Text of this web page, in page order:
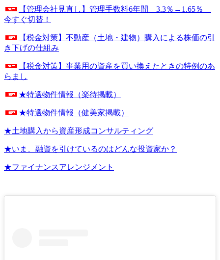
【管理会社見直し】管理手数料6年間 3.3％→1.65％
今すぐ切替！
【税金対策】不動産（土地・建物）購入による株価の引
き下げの仕組み
【税金対策】事業用の資産を買い換えたときの特例のあ
らまし
★特選物件情報（楽待掲載）
★特選物件情報（健美家掲載）
★土地購入から資産形成コンサルティング
★いま、融資を引けているのはどんな投資家か？
★ファイナンスアレンジメント